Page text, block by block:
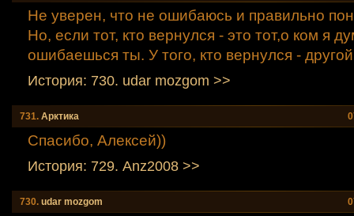
Не уверен, что не ошибаюсь и правильно
Но, если тот, кто вернулся - это тот,о ком я
ошибаешься ты. У того, кто вернулся -
История: 730. udar mozgom >>
731. Аpктика
Спасибо, Алексей))
История: 729. Anz2008 >>
730. udar mozgom